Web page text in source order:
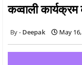
कव्वाली
Deepak May